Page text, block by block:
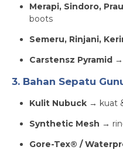
Merapi, Sindoro, Prau
boots
Semeru, Rinjani,
Carstensz Pyramid
3. Bahan Sepatu
Kulit Nubuck → kuat
Synthetic Mesh →
Gore-Tex® /